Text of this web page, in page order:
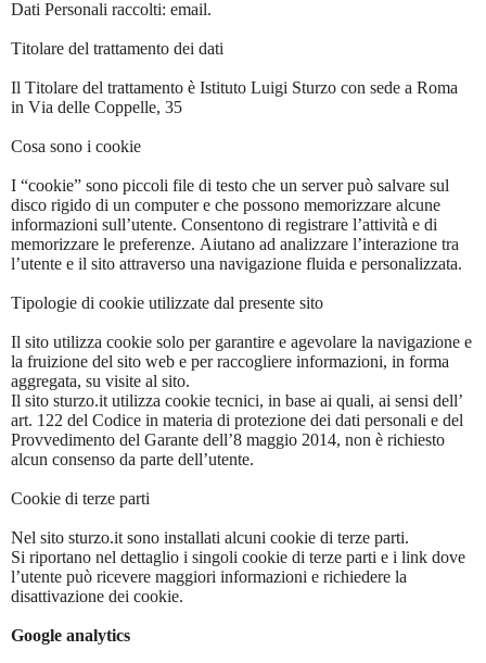
Dati Personali raccolti: email.
Titolare del trattamento dei dati
Il Titolare del trattamento è Istituto Luigi Sturzo con sede a Roma
in Via delle Coppelle, 35
Cosa sono i cookie
I “cookie” sono piccoli file di testo che un server può salvare sul
disco rigido di un computer e che possono memorizzare alcune
informazioni sull’utente. Consentono di registrare l’attività e di
memorizzare le preferenze. Aiutano ad analizzare l’interazione tra
l’utente e il sito attraverso una navigazione fluida e personalizzata.
Tipologie di cookie utilizzate dal presente sito
Il sito utilizza cookie solo per garantire e agevolare la navigazione e
la fruizione del sito web e per raccogliere informazioni, in forma
aggregata, su visite al sito.
Il sito sturzo.it utilizza cookie tecnici, in base ai quali, ai sensi dell’
art. 122 del Codice in materia di protezione dei dati personali e del
Provvedimento del Garante dell’8 maggio 2014, non è richiesto
alcun consenso da parte dell’utente.
Cookie di terze parti
Nel sito sturzo.it sono installati alcuni cookie di terze parti.
Si riportano nel dettaglio i singoli cookie di terze parti e i link dove
l’utente può ricevere maggiori informazioni e richiedere la
disattivazione dei cookie.
Google analytics